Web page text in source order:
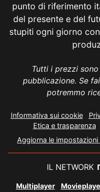
punto di riferimento
del presente e del
stupiti ogni giorno
Tutti i prezzi
pubblicazione. Se
potremmo
Informativa sui cookie
Etica e trasparenza
Aggiorna le
IL NETWORK
Multiplayer